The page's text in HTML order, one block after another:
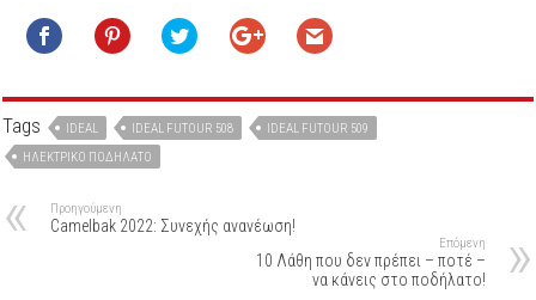
Tags IDEAL IDEAL FUTOUR 508
IDEAL FUTOUR 509
ΗΛΕΚΤΡΙΚΌ ΠΟΔΉΛΑΤΟ
Προηγούμενη
Camelbak 2022: Συνεχής ανανέωση!
Επόμενη
10 Λάθη που δεν πρέπει – ποτέ –
να κάνεις στο ποδήλατο!